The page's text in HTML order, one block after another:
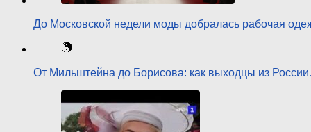
До Московской недели моды добралась рабочая
От Мильштейна до Борисова: как выходцы из